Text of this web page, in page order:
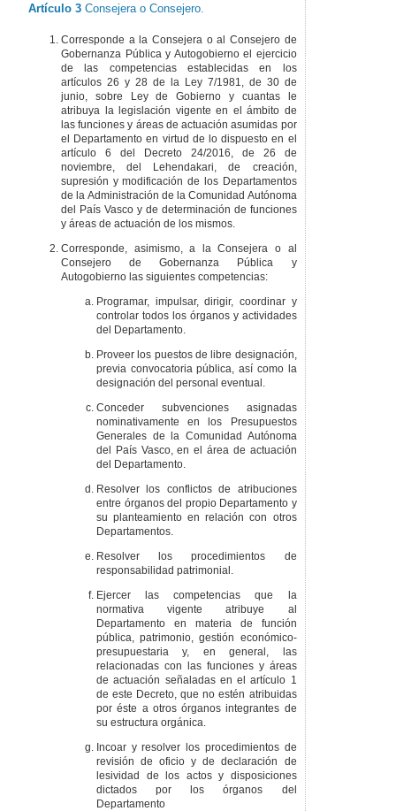
Artículo 3 Consejera o Consejero.
Corresponde a la Consejera o al Consejero de
Gobernanza Pública y Autogobierno el ejercicio
de las competencias establecidas en los
artículos 26 y 28 de la Ley 7/1981, de 30 de
junio, sobre Ley de Gobierno y cuantas le
atribuya la legislación vigente en el ámbito de
las funciones y áreas de actuación asumidas por
el Departamento en virtud de lo dispuesto en el
artículo 6 del Decreto 24/2016, de 26 de
noviembre, del Lehendakari, de creación,
supresión y modificación de los Departamentos
de la Administración de la Comunidad Autónoma
del País Vasco y de determinación de funciones
y áreas de actuación de los mismos.
Corresponde, asimismo, a la Consejera o al
Consejero de Gobernanza Pública y
Autogobierno las siguientes competencias:
Programar, impulsar, dirigir, coordinar y
controlar todos los órganos y actividades
del Departamento.
Proveer los puestos de libre designación,
previa convocatoria pública, así como la
designación del personal eventual.
Conceder subvenciones asignadas
nominativamente en los Presupuestos
Generales de la Comunidad Autónoma
del País Vasco, en el área de actuación
del Departamento.
Resolver los conflictos de atribuciones
entre órganos del propio Departamento y
su planteamiento en relación con otros
Departamentos.
Resolver los procedimientos de
responsabilidad patrimonial.
Ejercer las competencias que la
normativa vigente atribuye al
Departamento en materia de función
pública, patrimonio, gestión económico-
presupuestaria y, en general, las
relacionadas con las funciones y áreas
de actuación señaladas en el artículo 1
de este Decreto, que no estén atribuidas
por éste a otros órganos integrantes de
su estructura orgánica.
Incoar y resolver los procedimientos de
revisión de oficio y de declaración de
lesividad de los actos y disposiciones
dictados por los órganos del
Departamento